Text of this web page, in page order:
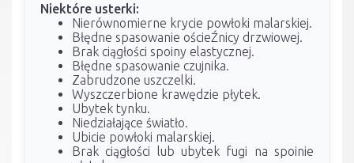
Niektóre usterki:
Nierównomierne krycie powłoki malarskiej.
Błędne spasowanie ościeŹnicy drzwiowej.
Brak ciągłości spoiny elastycznej.
Błędne spasowanie czujnika.
Zabrudzone uszczelki.
Wyszczerbione krawędzie płytek.
Ubytek tynku.
Niedziałające światło.
Ubicie powłoki malarskiej.
Brak ciągłości lub ubytek fugi na spoinie